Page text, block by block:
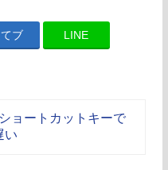
ブ LINE
ョートカットキーで
い